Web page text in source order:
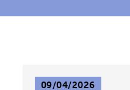
09/04/2026